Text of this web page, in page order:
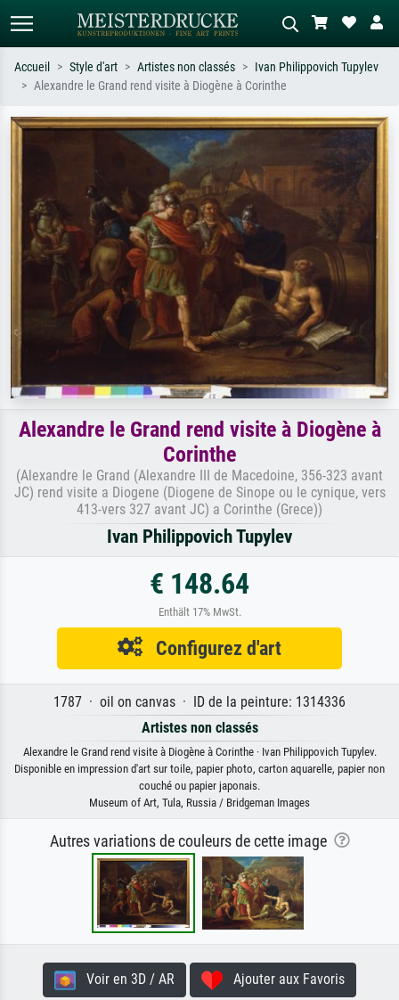
Recherchez par artiste, titre ou style –
ex. Monet, Nuit étoilée,
impressionnisme, vague de Hokusai,
Décrivez la scène – ex. prairie verte,
abstrait avec beaucoup de rouge,
tableau sombre, nu debout près d'un
Accueil Style d'art Artistes non classés
Ivan Philippovich Tupylev
Alexandre le Grand rend visite à Diogène à Corinthe
Alexandre le Grand rend visite à Diogène à
Corinthe
(Alexandre le Grand (Alexandre III de Macedoine, 356-323 avant
JC) rend visite a Diogene (Diogene de Sinope ou le cynique, vers
413-vers 327 avant JC) a Corinthe (Grece))
Ivan Philippovich Tupylev
€ 148.64
Enthält 17% MwSt.
Configurez d'art
1787 · oil on canvas · ID de la peinture: 1314336
Artistes non classés
Alexandre le Grand rend visite à Diogène à Corinthe · Ivan Philippovich Tupylev.
Disponible en impression d'art sur toile, papier photo, carton aquarelle, papier non
couché ou papier japonais.
Museum of Art, Tula, Russia / Bridgeman Images
Autres variations de couleurs de cette image
Voir en 3D / AR Ajouter aux Favoris